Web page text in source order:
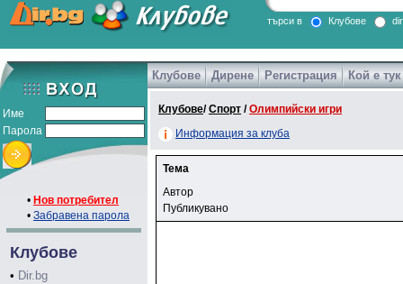
Games
търси в Клубове
Име
Парола
• Нов потребител
• Забравена парола
Клубове
• Dir.bg
Клубове Дирене Регистрация Кой е тук
Клубове/Спорт /Олимпийски игри
Информация за клуба
Тема
Автор
Публикувано